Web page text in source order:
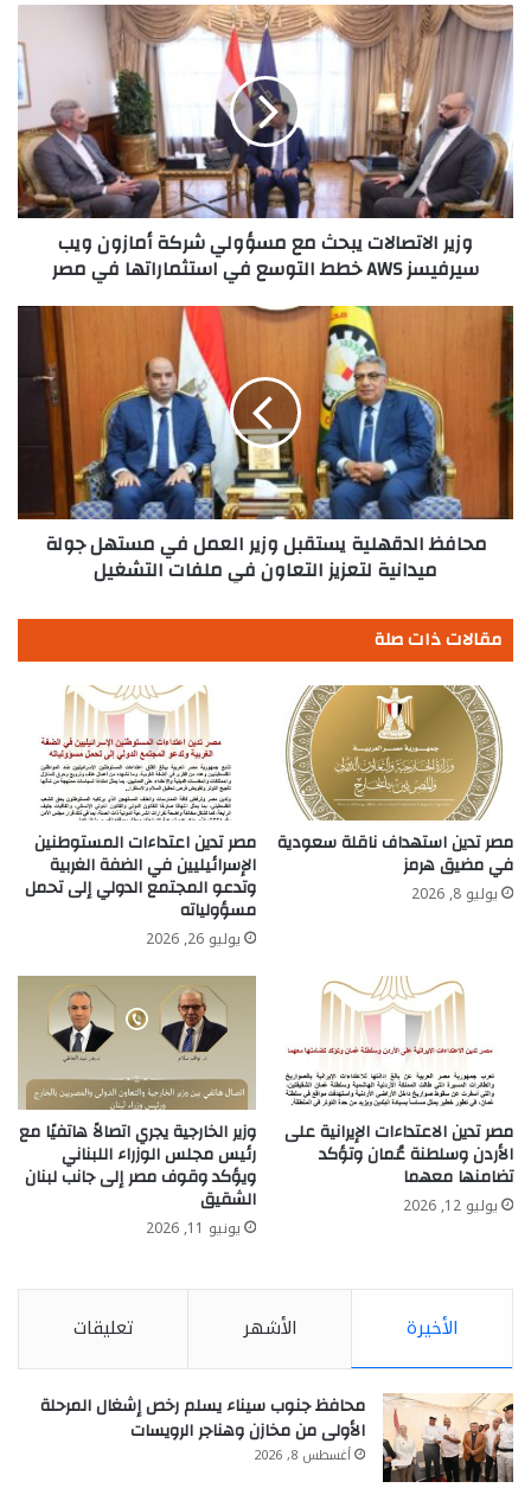
وزير
الاتصالات
يبحث
مع
مسؤولي
شركة
أمازون
ويب
سيرفيسز
خطط
في
استثماراتها
في
مصر
وزير الاتصالات يبحث مع مسؤولي شركة أمازون ويب
سيرفيسز AWS خطط التوسع في استثماراتها في مصر
محافظ
الدقهلية
يستقبل
وزير
العمل
ميدانية
لتعزيز
ملفات
التشغيل
محافظ الدقهلية يستقبل وزير العمل في مستهل جولة
ميدانية لتعزيز التعاون في ملفات التشغيل
مقالات ذات صلة
مصر تدين استهداف ناقلة سعودية
في مضيق هرمز
يوليو 8, 2026
مصر تدين اعتداءات المستوطنين
الإسرائيليين في الضفة الغربية
وتدعو المجتمع الدولي إلى تحمل
مسؤولياته
يوليو 26, 2026
مصر تدين الاعتداءات الإيرانية على
الأردن وسلطنة عُمان وتؤكد
تضامنها معهما
يوليو 12, 2026
وزير الخارجية يجري اتصالاً هاتفيًا مع
رئيس مجلس الوزراء اللبناني
ويؤكد وقوف مصر إلى جانب لبنان
الشقيق
يونيو 11, 2026
الأخيرة الأشهر تعليقات
محافظ جنوب سيناء يسلم رخص إشغال المرحلة
الأولى من مخازن وهناجر الرويسات
أغسطس 8, 2026